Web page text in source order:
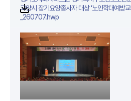
첨부파일
고양시 장기요양종사자 대상 ‘노인학대예방교
_260707.hwp